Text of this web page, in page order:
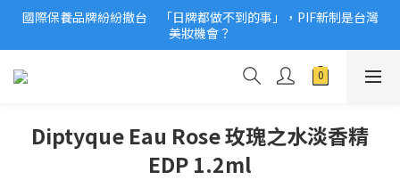
2026美妝小樣、試用品變少？PIF化妝品身分證7月上路！消費者
必懂5觀念
國際保養品牌紛紛撤台　「日牌都做不到的事」，PIF新制是台灣
美妝機會？
2026美妝小樣、試用品變少？PIF化妝品身分證7月上路！消費者
Diptyque Eau Rose 玫瑰之水淡香精
EDP 1.2ml